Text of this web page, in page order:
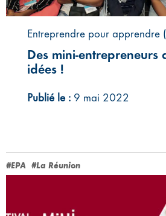
Entreprendre pour apprendre
Des mini-entrepreneurs
idées !
Publié le : 9 mai 2022
#EPA #La Réunion